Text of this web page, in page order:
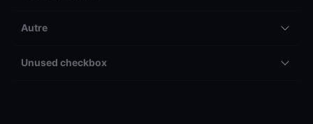
Autre
Unused checkbox